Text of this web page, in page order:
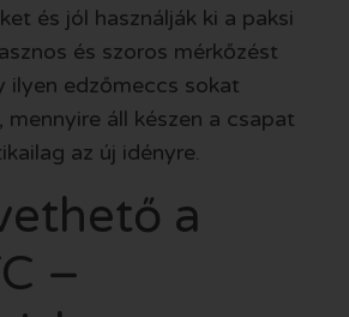
és jól használják ki a paksi
és szoros mérkőzést
ilyen edzőmeccs sokat
mennyire áll készen a csapat
az új idényre.
a
–